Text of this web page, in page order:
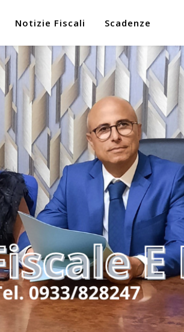
Notizie Fiscali Scadenze